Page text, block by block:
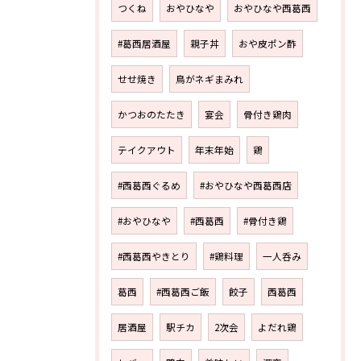
つくね おやひなや おやひなや西葛西
#葛西居酒屋 親子丼 おや皮ポン酢
せせ焼き 鳥がネギまみれ
かつおのたたき 宴会 骨付き鶏肉
テイクアウト 年末年始 鶏
#西葛西ぐるめ #おやひなや西葛西店
#おやひなや #西葛西 #骨付き鶏
#西葛西やきとり #鶏料理 一人呑み
葛西 #西葛西ご飯 餃子 西葛西
居酒屋 駅チカ 2次会 よだれ鶏